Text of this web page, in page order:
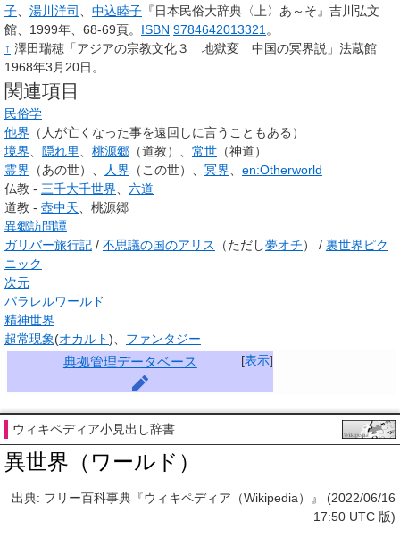
子、 湯川洋司 、 中込睦子 『日本民俗大辞典〈上〉あ～そ』吉川弘文
館、1999年、68-69頁。 ISBN 9784642013321。
↑ 澤田瑞穂「アジアの宗教文化３ 地獄変 中国の冥界説」法蔵館
1968年3月20日。
関連項目
民俗学
他界 （人が亡くなった事を遠回しに言うこともある）
境界、 隠れ里、 桃源郷 （道教）、 常世 （神道）
霊界 （あの世）、 人界 （この世）、 冥界、 en:Otherworld
仏教 - 三千大千世界、 六道
道教 - 壺中天、桃源郷
異郷訪問譚
ガリバー旅行記 / 不思議の国のアリス （ただし夢オチ） / 裏世界ピク
ニック
次元
パラレルワールド
精神世界
超常現象(オカルト)、 ファンタジー
[表示]
典拠管理データベース
ウィキペディア小見出し辞書
異世界（ワールド）
出典: フリー百科事典『ウィキペディア（Wikipedia）』 (2022/06/16
17:50 UTC 版)